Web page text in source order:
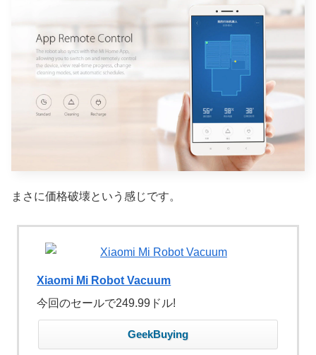
まさに価格破壊という感じです。
Xiaomi Mi Robot Vacuum
今回のセールで249.99ドル!
GeekBuying